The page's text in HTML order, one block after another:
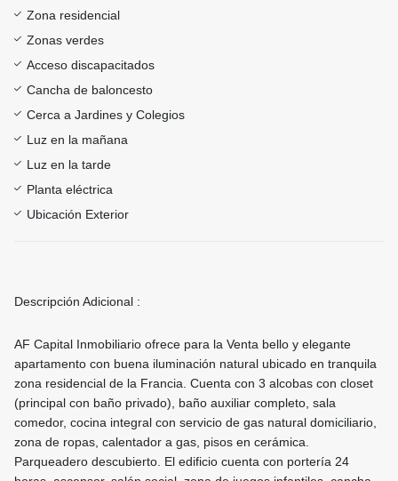
Zona residencial
Zonas verdes
Acceso discapacitados
Cancha de baloncesto
Cerca a Jardines y Colegios
Luz en la mañana
Luz en la tarde
Planta eléctrica
Ubicación Exterior
Descripción Adicional :
AF Capital Inmobiliario ofrece para la Venta bello y elegante
apartamento con buena iluminación natural ubicado en tranquila
zona residencial de la Francia. Cuenta con 3 alcobas con closet
(principal con baño privado), baño auxiliar completo, sala
comedor, cocina integral con servicio de gas natural domiciliario,
zona de ropas, calentador a gas, pisos en cerámica.
Parqueadero descubierto. El edificio cuenta con portería 24